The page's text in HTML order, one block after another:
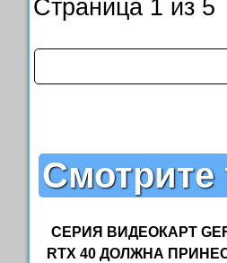
Страница 1 из 5
Смотрите
СЕРИЯ ВИДЕОКАРТ
RTX 40 ДОЛЖНА